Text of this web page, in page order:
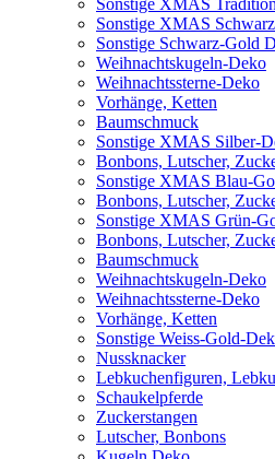
Sonstige XMAS
Sonstige Schwarz-Gold
Weihnachtskugeln-Deko
Weihnachtssterne-Deko
Vorhänge, Ketten
Baumschmuck
Sonstige XMAS Silber-
Bonbons, Lutscher,
Sonstige XMAS Blau-
Bonbons, Lutscher,
Sonstige XMAS Grün-
Bonbons, Lutscher,
Baumschmuck
Weihnachtskugeln-Deko
Weihnachtssterne-Deko
Vorhänge, Ketten
Sonstige Weiss-Gold-
Nussknacker
Lebkuchenfiguren,
Schaukelpferde
Zuckerstangen
Lutscher, Bonbons